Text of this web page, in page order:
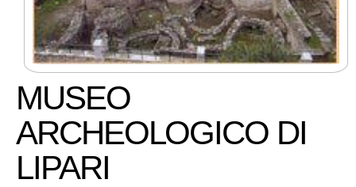
MUSEO
ARCHEOLOGICO DI
LIPARI